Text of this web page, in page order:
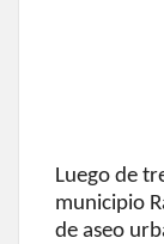
Luego de
municipio
de aseo